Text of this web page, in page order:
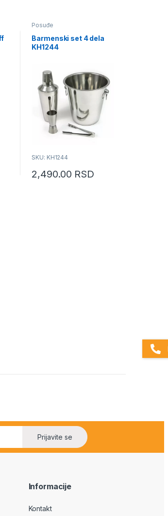
Posuđe
Barmenski set 4 dela
KH1244
SKU: KH1244
2,490.00 RSD
Prijavite se
Informacije
Kontakt